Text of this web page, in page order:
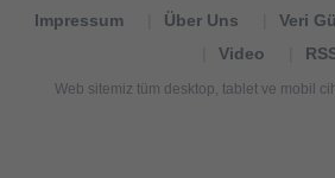
Impressum Über Uns Veri
Video
Web sitemiz tüm desktop, tablet ve mobil